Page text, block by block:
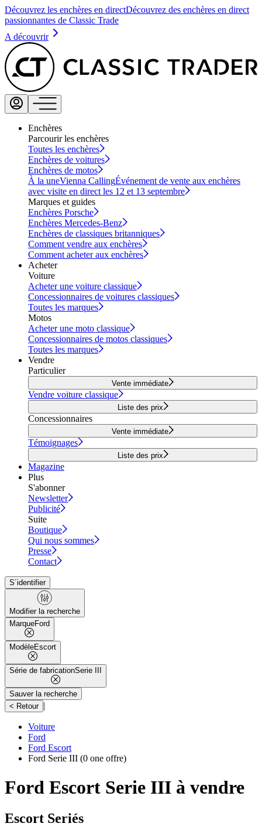
Découvrez les enchères en directDécouvrez des enchères en direct
passionnantes de Classic Trade
A découvrir
Enchères
Parcourir les enchères
Toutes les enchères
Enchères de voitures
Enchères de motos
À la uneVienna CallingÉvénement de vente aux enchères
avec visite en direct les 12 et 13 septembre
Marques et guides
Enchères Porsche
Enchères Mercedes-Benz
Enchères de classiques britanniques
Comment vendre aux enchères
Comment acheter aux enchères
Acheter
Voiture
Acheter une voiture classique
Concessionnaires de voitures classiques
Toutes les marques
Motos
Acheter une moto classique
Concessionnaires de motos classiques
Toutes les marques
Vendre
Particulier
Vente immédiate
Vendre voiture classique
Liste des prix
Concessionnaires
Vente immédiate
Témoignages
Liste des prix
Magazine
Plus
S'abonner
Newsletter
Publicité
Suite
Boutique
Qui nous sommes
Presse
Contact
S´identifier
Modifier la recherche
MarqueFord
ModèleEscort
Série de fabricationSerie III
Sauver la recherche
< Retour |
Voiture
Ford
Ford Escort
Ford Serie III (0 one offre)
Ford Escort Serie III à vendre
Escort Seriés